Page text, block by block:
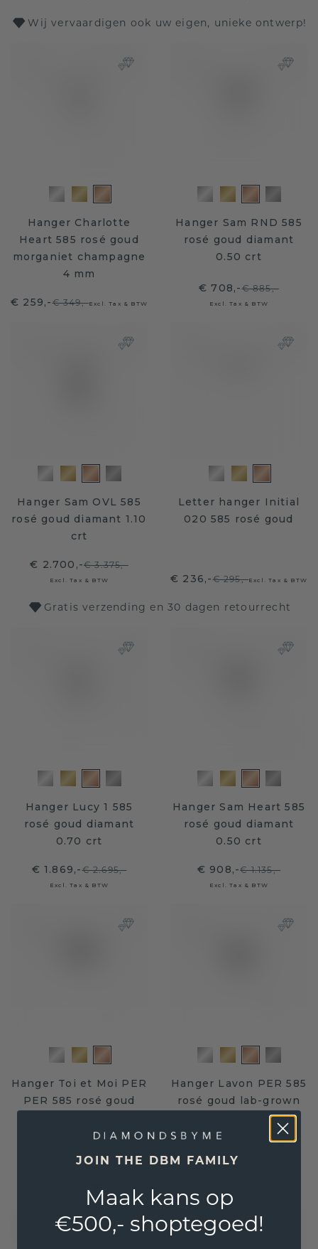
Wij vervaardigen ook uw eigen, unieke ontwerp!
Hanger Charlotte
Heart 585 rosé goud
morganiet champagne
4 mm
€ 259,-€ 349,-Excl. Tax & BTW
Hanger Sam RND 585
rosé goud diamant
0.50 crt
€ 708,-€ 885,-
Excl. Tax & BTW
Hanger Sam OVL 585
rosé goud diamant 1.10
crt
€ 2.700,-€ 3.375,-
Excl. Tax & BTW
Letter hanger Initial
020 585 rosé goud
€ 236,-€ 295,-Excl. Tax & BTW
Gratis verzending en 30 dagen retourrecht
Hanger Lucy 1 585
rosé goud diamant
0.70 crt
€ 1.869,-€ 2.695,-
Excl. Tax & BTW
Hanger Sam Heart 585
rosé goud diamant
0.50 crt
€ 908,-€ 1.135,-
Excl. Tax & BTW
Hanger Toi et Moi PER
PER 585 rosé goud
Excl. Tax & BTW
Hanger Lavon PER 585
rosé goud lab-grown
diamant 1.00 crt
Excl. Tax & BTW
Levenslange garantie
JOIN THE DBM FAMILY
Maak kans op
€500,- shoptegoed!